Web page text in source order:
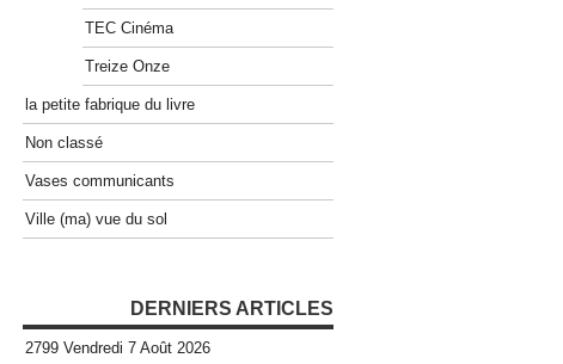
TEC Cinéma
Treize Onze
la petite fabrique du livre
Non classé
Vases communicants
Ville (ma) vue du sol
DERNIERS ARTICLES
2799 Vendredi 7 Août 2026